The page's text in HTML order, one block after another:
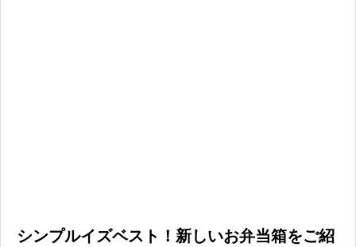
シンプルイズベスト！新しいお弁当箱をご紹